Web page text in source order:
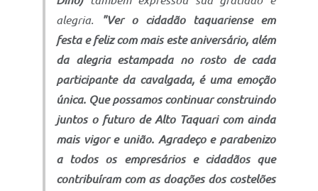
alegria.
"Ver o cidadão taquariense em
festa e feliz com mais este aniversário, além
da alegria estampada no rosto de cada
participante da cavalgada, é uma emoção
única. Que possamos continuar construindo
juntos o futuro de Alto Taquari com ainda
mais vigor e união. Agradeço e parabenizo
a todos os empresários e cidadãos que
contribuíram com as doações dos costelões